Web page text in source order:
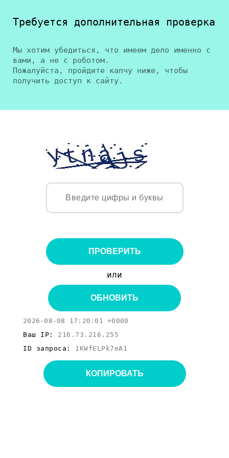
Требуется дополнительная проверка
Мы хотим убедиться, что имеем дело именно с
вами, а не с роботом.
Пожалуйста, пройдите капчу ниже, чтобы
получить доступ к сайту.
ПРОВЕРИТЬ
или
ОБНОВИТЬ
2026-08-08 17:20:01 +0000
Ваш IP: 216.73.216.255
ID запроса: 1KWfELPk7eA1
КОПИРОВАТЬ